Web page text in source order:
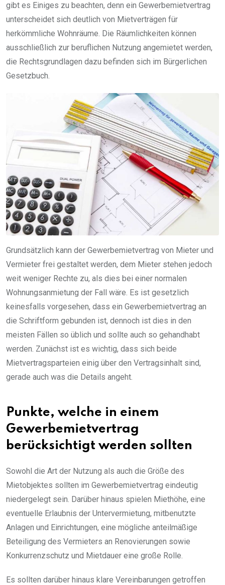
gibt es Einiges zu beachten, denn ein Gewerbemietvertrag
unterscheidet sich deutlich von Mietverträgen für
herkömmliche Wohnräume. Die Räumlichkeiten können
ausschließlich zur beruflichen Nutzung angemietet werden,
die Rechtsgrundlagen dazu befinden sich im Bürgerlichen
Gesetzbuch.
Grundsätzlich kann der Gewerbemietvertrag von Mieter und
Vermieter frei gestaltet werden, dem Mieter stehen jedoch
weit weniger Rechte zu, als dies bei einer normalen
Wohnungsanmietung der Fall wäre. Es ist gesetzlich
keinesfalls vorgesehen, dass ein Gewerbemietvertrag an
die Schriftform gebunden ist, dennoch ist dies in den
meisten Fällen so üblich und sollte auch so gehandhabt
werden. Zunächst ist es wichtig, dass sich beide
Mietvertragsparteien einig über den Vertragsinhalt sind,
gerade auch was die Details angeht.
Punkte, welche in einem
Gewerbemietvertrag
berücksichtigt werden sollten
Sowohl die Art der Nutzung als auch die Größe des
Mietobjektes sollten im Gewerbemietvertrag eindeutig
niedergelegt sein. Darüber hinaus spielen Miethöhe, eine
eventuelle Erlaubnis der Untervermietung, mitbenutzte
Anlagen und Einrichtungen, eine mögliche anteilmäßige
Beteiligung des Vermieters an Renovierungen sowie
Konkurrenzschutz und Mietdauer eine große Rolle.
Es sollten darüber hinaus klare Vereinbarungen getroffen